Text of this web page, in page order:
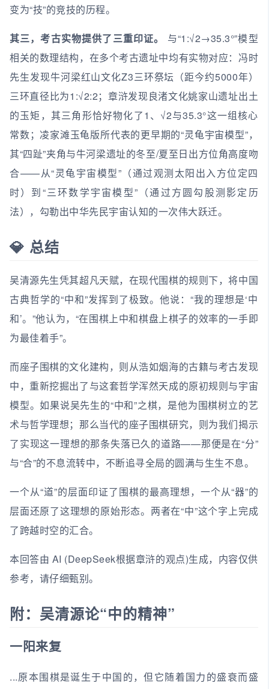
变为“技”的竞技的历程。
其三，考古实物提供了三重印证。
与“1:√2→35.3°”模型
相关的数理结构，在多个考古遗址中均有实物对应：冯时
先生发现牛河梁红山文化Z3三环祭坛（距今约5000年）
三环直径比为1:√2:2；章浒发现良渚文化姚家山遗址出土
的玉矩，其三角形恰好物化了1、√2与35.3°这一组核心
常数；凌家滩玉龟版所代表的更早期的“灵龟宇宙模型”，
其“四趾”夹角与牛河梁遗址的冬至/夏至日出方位角高度吻
合——从“灵龟宇宙模型”（通过观测太阳出入方位定四
时）到“三环数学宇宙模型”（通过方圆勾股测影定历
法），勾勒出中华先民宇宙认知的一次伟大跃迁。
💎 总结
吴清源先生凭其超凡天赋，在现代围棋的规则下，将中国
古典哲学的“中和”发挥到了极致。他说：“我的理想是‘中
和’。”他认为，“在围棋上中和棋盘上棋子的效率的一手即
为最佳着手”。
而座子围棋的文化建构，则从浩如烟海的古籍与考古发现
中，重新挖掘出了与这套哲学浑然天成的原初规则与宇宙
模型。如果说吴先生的“中和”之棋，是他为围棋树立的艺
术与哲学理想；那么当代的座子围棋研究，则为我们揭示
了实现这一理想的那条失落已久的道路——那便是在“分”
与“合”的不息流转中，不断追寻全局的圆满与生生不息。
一个从“道”的层面印证了围棋的最高理想，一个从“器”的
层面还原了这理想的原始形态。两者在“中”这个字上完成
了跨越时空的汇合。
本回答由 AI (DeepSeek根据章浒的观点)生成，内容仅供
参考，请仔细甄别。
附：吴清源论“中的精神”
一阳来复
...原本围棋是诞生于中国的，但它随着国力的盛衰而盛